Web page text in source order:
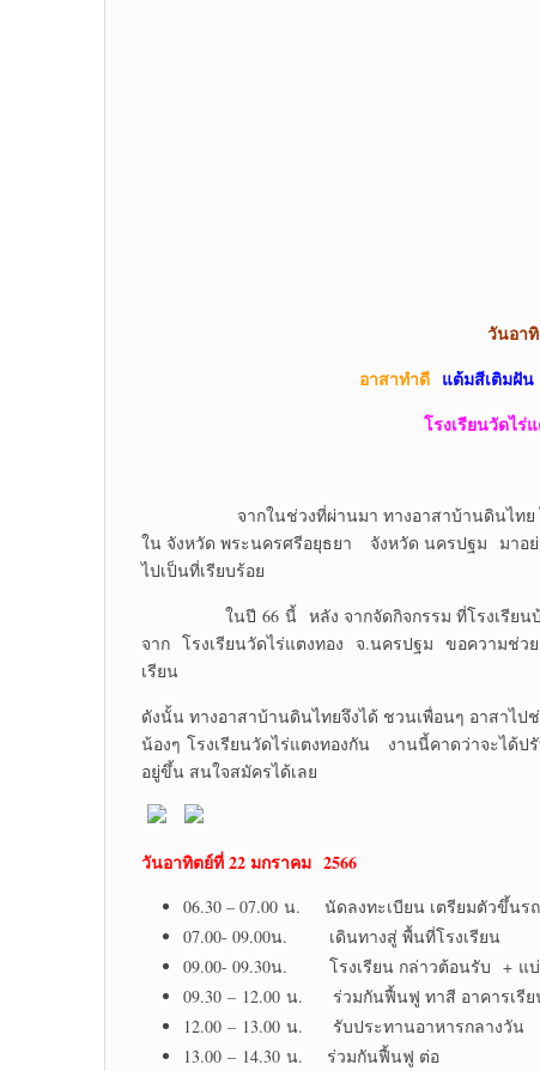
วันอา
อาสาทำดี แต้มสีเติมฝัน
โรงเรียนวัดไร่
จากในช่วงที่ผ่านมา ทางอาสาบ้านดินไทย ได้จั
ใน จังหวัด พระนครศรีอยุธยา จังหวัด นครปฐม มาอย่
ไปเป็นที่เรียบร้อย
ในปี 66 นี้ หลัง จากจัดกิจกรรม ที่โรงเรียนบ้าน
จาก โรงเรียนวัดไร่แตงทอง
จ.นครปฐม ขอความช่วย
เรียน
ดังนั้น ทางอาสาบ้านดินไทยจึงได้ ชวนเพื่อนๆ อาสาไป
น้องๆ โรงเรียนวัดไร่แตงทองกัน งานนี้คาดว่าจะได้ป
อยู่ขึ้น สนใจสมัครได้เลย
วันอาทิตย์ที่ 22 มกราคม 2566
06.30 – 07.00 น. นัดลงทะเบียน เตรียมตัวขึ้นรถ
07.00- 09.00น. เดินทางสู่ พื้นที่โรงเรียน
09.00- 09.30น. โรงเรียน กล่าวต้อนรับ + แบ่
09.30 – 12.00 น. ร่วมกันฟื้นฟู ทาสี อาคารเรี
12.00 – 13.00 น. รับประทานอาหารกลางวัน
13.00 – 14.30 น. ร่วมกันฟื้นฟู ต่อ